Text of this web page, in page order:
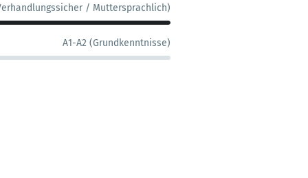
/ Muttersprachlich)
A1-A2 (Grundkenntnisse)